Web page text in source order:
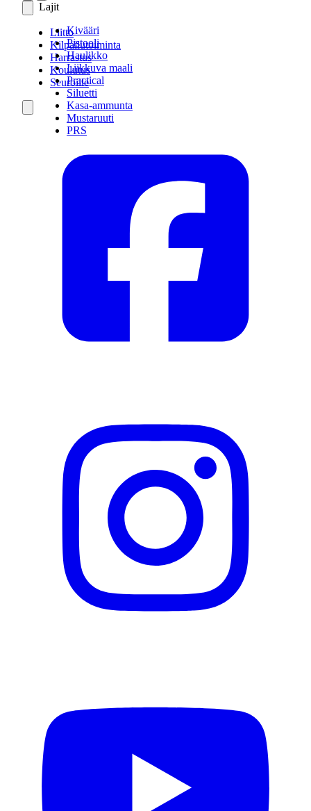
Lajit
Kivääri
Pistooli
Haulikko
Liikkuva maali
Practical
Siluetti
Kasa-ammunta
Mustaruuti
PRS
Liitto
Kilpailutoiminta
Harrastus
Koulutus
Seuroille